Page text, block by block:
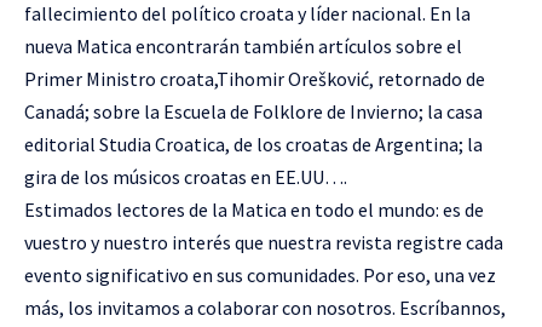
fallecimiento del político croata y líder nacional. En la
nueva Matica encontrarán también artículos sobre el
Primer Ministro croata,Tihomir Orešković, retornado de
Canadá; sobre la Escuela de Folklore de Invierno; la casa
editorial Studia Croatica, de los croatas de Argentina; la
gira de los músicos croatas en EE.UU….
Estimados lectores de la Matica en todo el mundo: es de
vuestro y nuestro interés que nuestra revista registre cada
evento significativo en sus comunidades. Por eso, una vez
más, los invitamos a colaborar con nosotros. Escríbannos,